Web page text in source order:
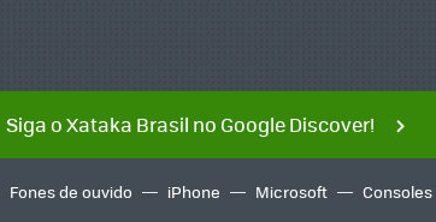
Siga o Xataka Brasil no Google Discover!
Fones de ouvido iPhone Microsoft Consoles